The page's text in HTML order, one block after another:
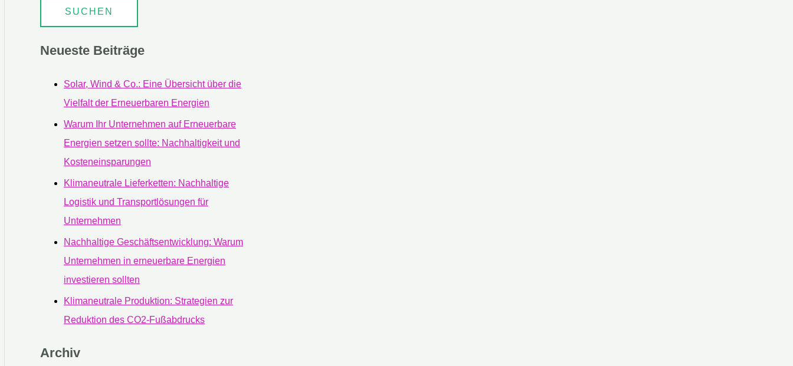
Neueste Beiträge
Solar, Wind & Co.: Eine Übersicht über die
Vielfalt der Erneuerbaren Energien
Warum Ihr Unternehmen auf Erneuerbare
Energien setzen sollte: Nachhaltigkeit und
Kosteneinsparungen
Klimaneutrale Lieferketten: Nachhaltige
Logistik und Transportlösungen für
Unternehmen
Nachhaltige Geschäftsentwicklung: Warum
Unternehmen in erneuerbare Energien
investieren sollten
Klimaneutrale Produktion: Strategien zur
Reduktion des CO2-Fußabdrucks
Archiv